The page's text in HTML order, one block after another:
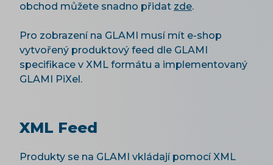
obchod můžete snadno přidat zde.
Pro zobrazení na GLAMI musí mít e-shop
vytvořený produktový feed dle GLAMI
specifikace v XML formátu a implementovaný
GLAMI PiXel.
XML Feed
Produkty se na GLAMI vkládají pomocí XML